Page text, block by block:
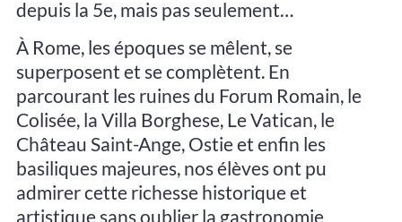
depuis la 5e, mais pas seulement…
À Rome, les époques se mêlent, se
superposent et se complètent. En
parcourant les ruines du Forum Romain, le
Colisée, la Villa Borghese, Le Vatican, le
Château Saint-Ange, Ostie et enfin les
basiliques majeures, nos élèves ont pu
admirer cette richesse historique et
artistique sans oublier la gastronomie